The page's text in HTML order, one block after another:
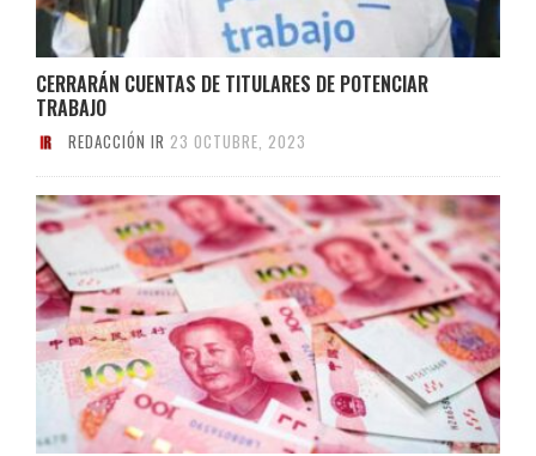
CERRARÁN CUENTAS DE TITULARES DE POTENCIAR
TRABAJO
REDACCIÓN IR 23 OCTUBRE, 2023